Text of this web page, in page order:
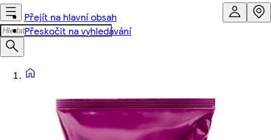
Přejít na hlavní obsah
Přeskočit na vyhledávání